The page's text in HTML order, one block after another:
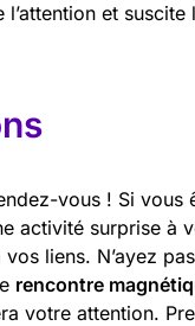
et suscite
vous ! Si vous
activité surprise à
liens. N’ayez
rencontre
votre attention.